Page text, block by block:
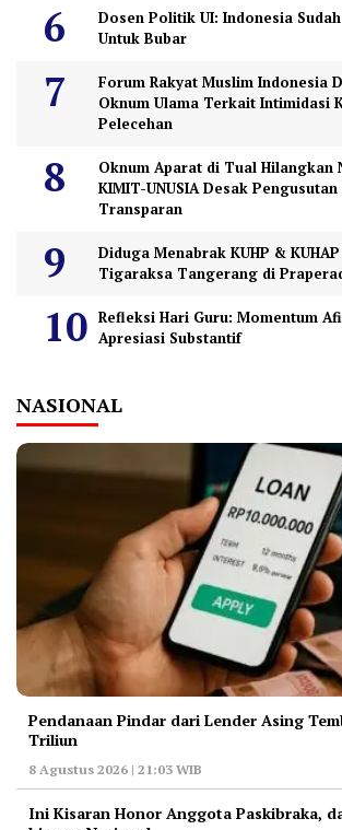
Dosen Politik UI: Indonesia
Untuk Bubar
Forum Rakyat Muslim Indonesia
Oknum Ulama Terkait Intimidasi
Pelecehan
Oknum Aparat di Tual Hilangkan
KIMIT-UNUSIA Desak
Transparan
Diduga Menabrak KUHP &
Tigaraksa Tangerang di
Refleksi Hari Guru: Momentum
Apresiasi Substantif
NASIONAL
Pendanaan Pindar dari Lender Asing
Triliun
8 Agustus 2026 | 21:03 WIB
Ini Kisaran Honor Anggota Paskibraka,